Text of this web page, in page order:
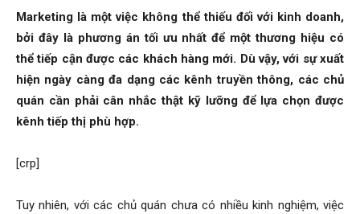
Marketing là một việc không thể thiếu đối với kinh doanh,
bởi đây là phương án tối ưu nhất để một thương hiệu có
thể tiếp cận được các khách hàng mới. Dù vậy, với sự xuất
hiện ngày càng đa dạng các kênh truyền thông, các chủ
quán cần phải cân nhắc thật kỹ lưỡng để lựa chọn được
kênh tiếp thị phù hợp.
[crp]
Tuy nhiên, với các chủ quán chưa có nhiều kinh nghiệm, việc